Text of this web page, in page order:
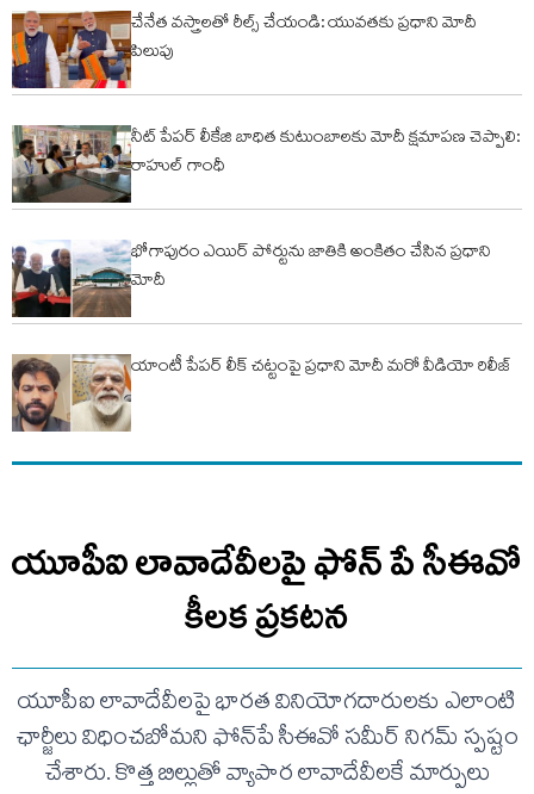
చేనేత వస్త్రాలతో రీల్స్ చేయండి: యువతకు ప్రధాని మోదీ
పిలుపు
నీట్ పేపర్ లీకేజి బాధిత కుటుంబాలకు మోదీ క్షమాపణ చెప్పాలి:
రాహుల్ గాంధీ
భోగాపురం ఎయిర్ పోర్టును జాతికి అంకితం చేసిన ప్రధాని
మోదీ
యాంటీ పేపర్ లీక్ చట్టంపై ప్రధాని మోదీ మరో వీడియో రిలీజ్
యూపీఐ లావాదేవీలపై ఫోన్ పే సీఈవో
కీలక ప్రకటన
యూపీఐ లావాదేవీలపై భారత వినియోగదారులకు ఎలాంటి
ఛార్జీలు విధించబోమని ఫోన్‌పే సీఈవో సమీర్ నిగమ్ స్పష్టం
చేశారు. కొత్త బిల్లుతో వ్యాపార లావాదేవీలకే మార్పులు